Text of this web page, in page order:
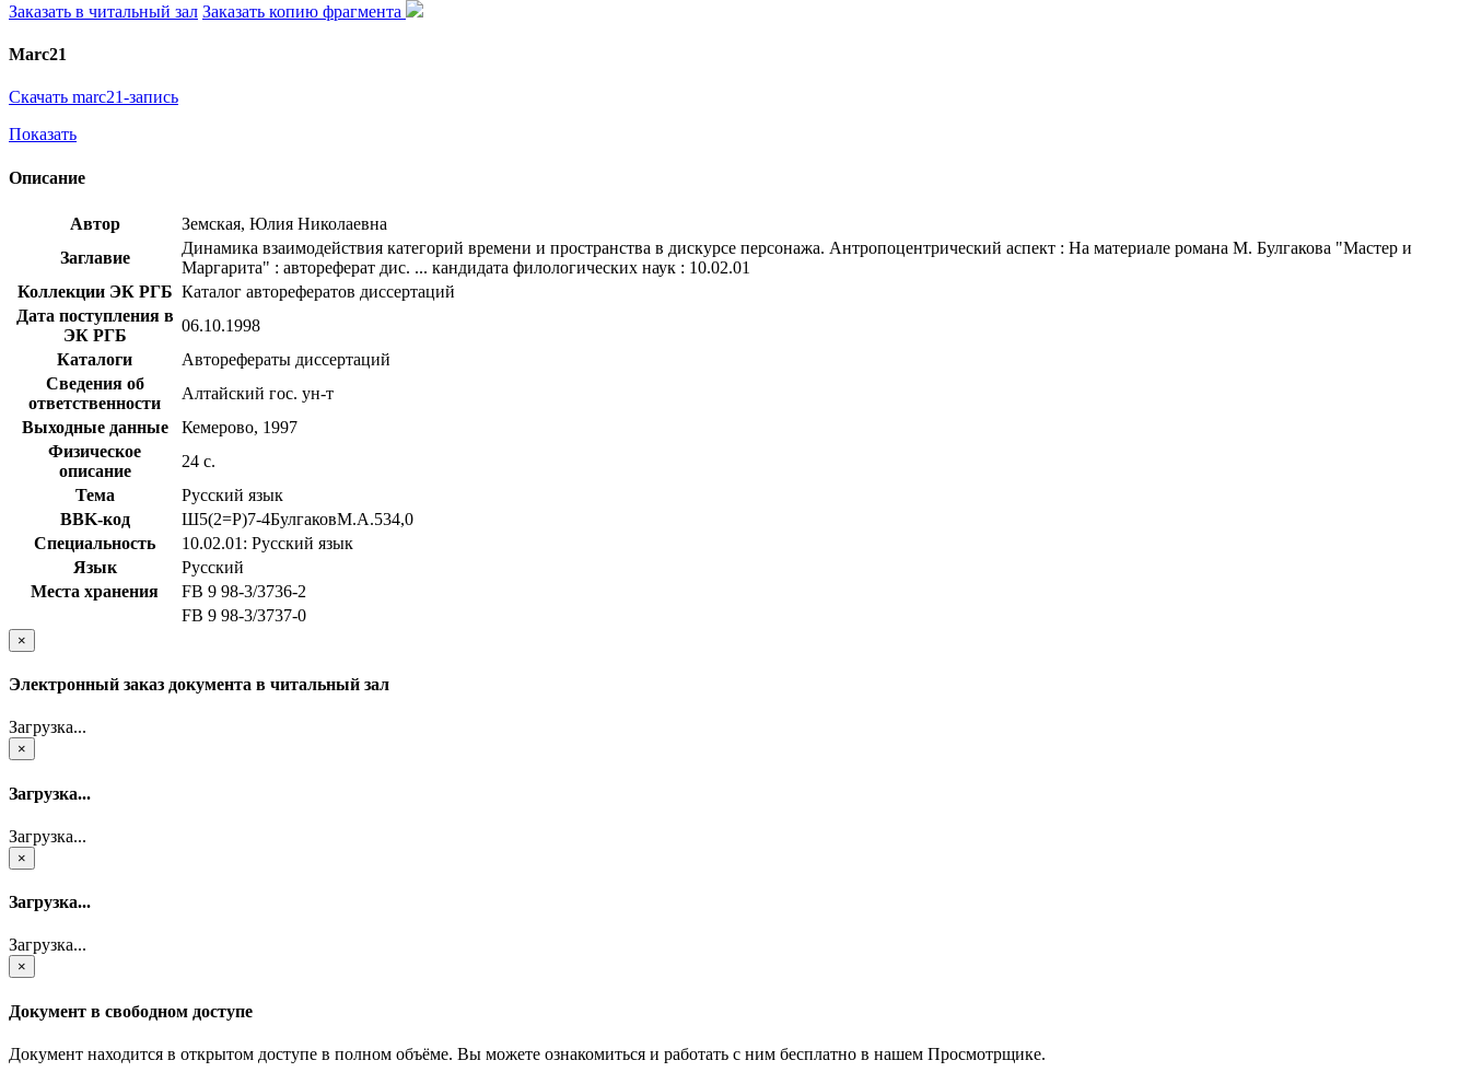
Заказать в читальный зал Заказать копию фрагмента
Marc21
Скачать marc21-запись
Показать
Описание
Автор
Земская, Юлия Николаевна
Заглавие
Динамика взаимодействия категорий времени и пространства в дискурсе персонажа. Антропоцентрический аспект : На материале романа М. Булгакова "Мастер и
Маргарита" : автореферат дис. ... кандидата филологических наук : 10.02.01
Коллекции ЭК РГБ Каталог авторефератов диссертаций
Дата поступления в
ЭК РГБ
06.10.1998
Каталоги
Авторефераты диссертаций
Сведения об
ответственности
Алтайский гос. ун-т
Выходные данные
Кемерово, 1997
Физическое
описание
24 с.
Тема
Русский язык
BBK-код
Ш5(2=Р)7-4БулгаковМ.А.534,0
Специальность
10.02.01: Русский язык
Язык
Русский
Места хранения
FB 9 98-3/3736-2
FB 9 98-3/3737-0
×
Электронный заказ документа в читальный зал
Загрузка...
×
Загрузка...
Загрузка...
×
Загрузка...
Загрузка...
×
Документ в свободном доступе
Документ находится в открытом доступе в полном объёме. Вы можете ознакомиться и работать с ним бесплатно в нашем Просмотрщике.